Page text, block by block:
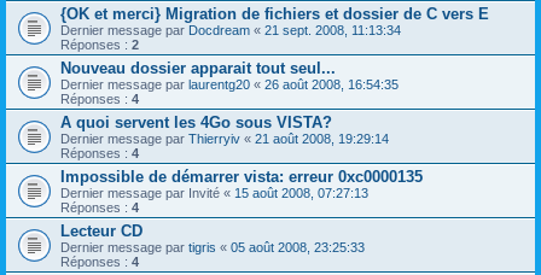
{OK et merci} Migration de fichiers et dossier de C vers E
Dernier message par Docdream « 21 sept. 2008, 11:13:34
Réponses : 2
Nouveau dossier apparait tout seul...
Dernier message par laurentg20 « 26 août 2008, 16:54:35
Réponses : 4
A quoi servent les 4Go sous VISTA?
Dernier message par Thierryiv « 21 août 2008, 19:29:14
Réponses : 4
Impossible de démarrer vista: erreur 0xc0000135
Dernier message par Invité « 15 août 2008, 07:27:13
Réponses : 4
Lecteur CD
Dernier message par tigris « 05 août 2008, 23:25:33
Réponses : 4